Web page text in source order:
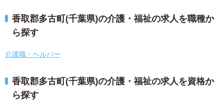
香取郡多古町(千葉県)の介護・福祉の求人を職種か
ら探す
介護職・ヘルパー
香取郡多古町(千葉県)の介護・福祉の求人を資格か
ら探す